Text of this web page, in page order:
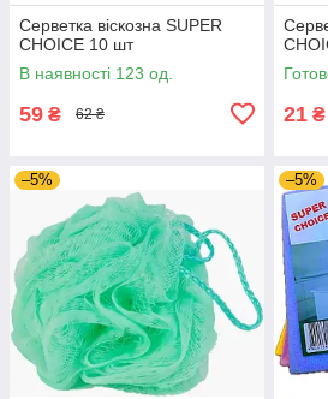
Серветка віскозна SUPER
CHOICE 10 шт
В наявності 123 од.
59 ₴ 62 ₴ 21 ₴
–5% –5%